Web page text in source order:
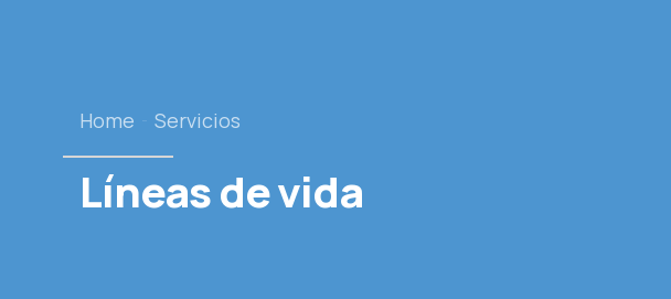
Home Servicios
Líneas de vida